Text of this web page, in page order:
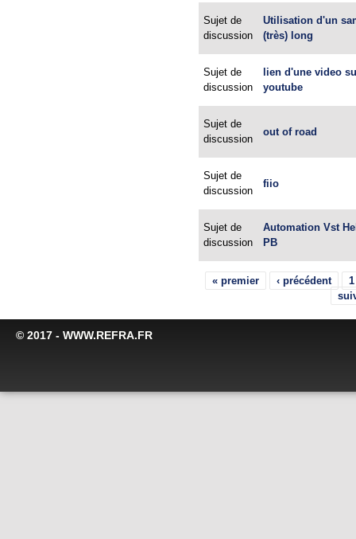
Sujet de
discussion
Utilisation d'un
(très) long
Sujet de
discussion
lien d'une video
youtube
Sujet de
discussion
out of road
Sujet de
discussion
fiio
Sujet de
discussion
Automation Vst
PB
Pages
« premier ‹ précédent
1
© 2017 - WWW.REFRA.FR